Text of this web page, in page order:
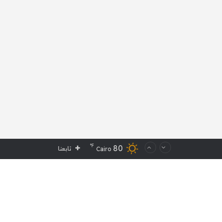
Cairo 80
℉ تابعنا